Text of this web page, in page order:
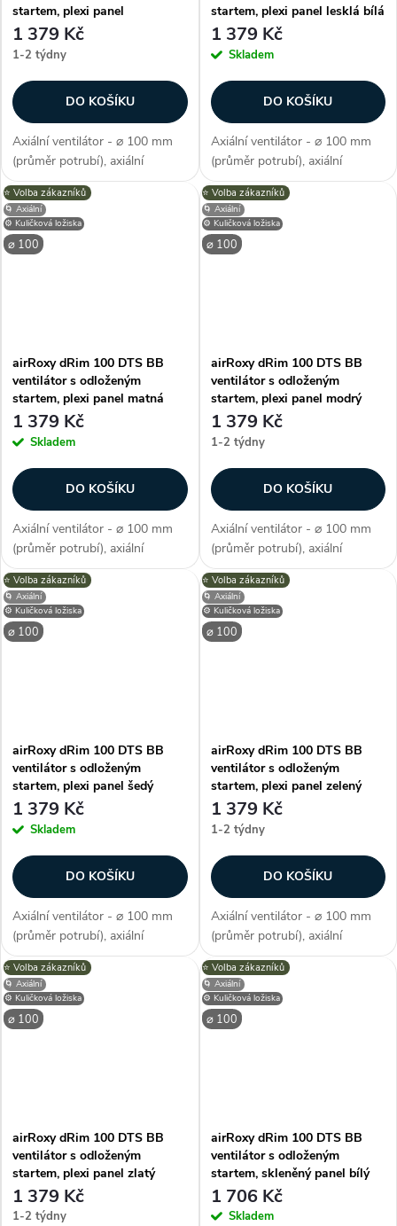
startem, plexi panel
kartáčovaný hliník
1 379 Kč
1-2 týdny
DO KOŠÍKU
Axiální ventilátor - ⌀ 100 mm
(průměr potrubí), axiální
konstrukce, průtok vzduchu 93
m3/h, barva kartáčovaný hliník,
příkon 8 W, napětí 230 V, krytí
IP X2, hlučnost 26 dB/A,...
startem, plexi panel lesklá bílá
1 379 Kč
Skladem
DO KOŠÍKU
Axiální ventilátor - ⌀ 100 mm
(průměr potrubí), axiální
konstrukce, průtok vzduchu 93
m3/h, barva bílá, příkon 8 W,
napětí 230 V, krytí IP X2,
hlučnost 26 dB/A, max.
provozní...
⚙️ Kuličková ložiska
⌀ 100
⭐️ Volba zákazníků
🌀 Axiální
airRoxy dRim 100 DTS BB
ventilátor s odloženým
startem, plexi panel matná
bílá
1 379 Kč
Skladem
DO KOŠÍKU
Axiální ventilátor - ⌀ 100 mm
(průměr potrubí), axiální
konstrukce, průtok vzduchu 93
m3/h, barva bílá, příkon 8 W,
napětí 230 V, krytí IP X2,
hlučnost 26 dB/A, max.
provozní...
⚙️ Kuličková ložiska
⌀ 100
⭐️ Volba zákazníků
🌀 Axiální
airRoxy dRim 100 DTS BB
ventilátor s odloženým
startem, plexi panel modrý
1 379 Kč
1-2 týdny
DO KOŠÍKU
Axiální ventilátor - ⌀ 100 mm
(průměr potrubí), axiální
konstrukce, průtok vzduchu 93
m3/h, barva modrá, příkon 8 W,
napětí 230 V, krytí IP X2,
hlučnost 26 dB/A, max.
provozní...
⚙️ Kuličková ložiska
⌀ 100
⭐️ Volba zákazníků
🌀 Axiální
airRoxy dRim 100 DTS BB
ventilátor s odloženým
startem, plexi panel šedý
1 379 Kč
Skladem
DO KOŠÍKU
Axiální ventilátor - ⌀ 100 mm
(průměr potrubí), axiální
konstrukce, průtok vzduchu 93
m3/h, barva šedá, příkon 8 W,
napětí 230 V, krytí IP X2,
hlučnost 26 dB/A, max.
provozní...
⚙️ Kuličková ložiska
⌀ 100
⭐️ Volba zákazníků
🌀 Axiální
airRoxy dRim 100 DTS BB
ventilátor s odloženým
startem, plexi panel zelený
1 379 Kč
1-2 týdny
DO KOŠÍKU
Axiální ventilátor - ⌀ 100 mm
(průměr potrubí), axiální
konstrukce, průtok vzduchu 93
m3/h, barva zelená, příkon 8 W,
napětí 230 V, krytí IP X2,
hlučnost 26 dB/A, max.
provozní...
⚙️ Kuličková ložiska
⌀ 100
⭐️ Volba zákazníků
🌀 Axiální
airRoxy dRim 100 DTS BB
ventilátor s odloženým
startem, plexi panel zlatý
hliník
1 379 Kč
1-2 týdny
⚙️ Kuličková ložiska
⌀ 100
⭐️ Volba zákazníků
🌀 Axiální
airRoxy dRim 100 DTS BB
ventilátor s odloženým
startem, skleněný panel bílý
mramor
1 706 Kč
Skladem